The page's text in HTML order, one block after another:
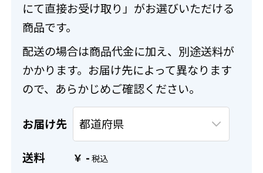
にて直接お受け取り」がお選びいただける
商品です。
配送の場合は商品代金に加え、別途送料が
かかります。お届け先によって異なります
ので、あらかじめご確認ください。
お届け先
送料 ￥ -